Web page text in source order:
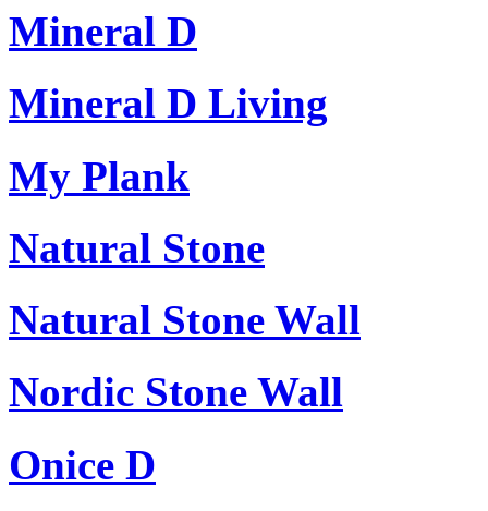
Mineral D
Mineral D Living
My Plank
Natural Stone
Natural Stone Wall
Nordic Stone Wall
Onice D